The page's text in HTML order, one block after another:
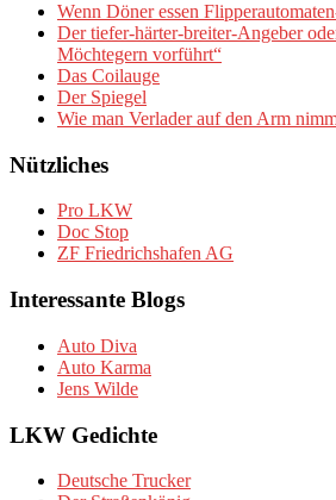
Wenn Döner essen
Der tiefer-härter-breiter-Angeber
Möchtegern vorführt“
Das Coilauge
Der Spiegel
Wie man Verlader auf den Arm
Nützliches
Pro LKW
Doc Stop
ZF Friedrichshafen AG
Interessante Blogs
Auto Diva
Auto Karma
Jens Wilde
LKW Gedichte
Deutsche Trucker